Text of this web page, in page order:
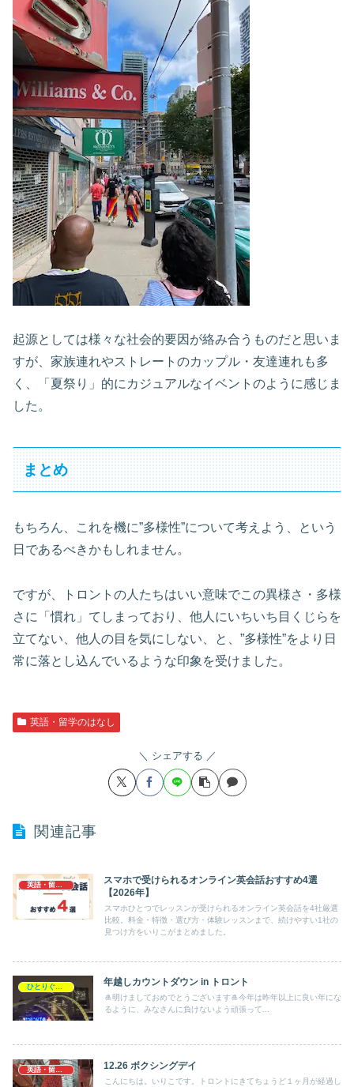
起源としては様々な社会的要因が絡み合うものだと思いま
すが、家族連れやストレートのカップル・友達連れも多
く、「夏祭り」的にカジュアルなイベントのように感じま
した。
まとめ
もちろん、これを機に”多様性”について考えよう、という
日であるべきかもしれません。
ですが、トロントの人たちはいい意味でこの異様さ・多様
さに「慣れ」てしまっており、他人にいちいち目くじらを
立てない、他人の目を気にしない、と、”多様性”をより日
常に落とし込んでいるような印象を受けました。
英語・留学のはなし
シェアする
関連記事
スマホで受けられるオンライン英会話おすすめ4選
【2026年】
スマホひとつでレッスンが受けられるオンライン英会話を4社厳選
比較。料金・特徴・選び方・体験レッスンまで、続けやすい1社の
見つけ方をいりこがまとめました。
年越しカウントダウン in トロント
🎍明けましておめでとうございます🎍今年は昨年以上に良い年にな
るように、みなさんに負けないよう頑張って...
英語・留学のはなし 12.26 ボクシングデイ
こんにちは。いりこです。トロントにきてちょうど１ヶ月が経過し